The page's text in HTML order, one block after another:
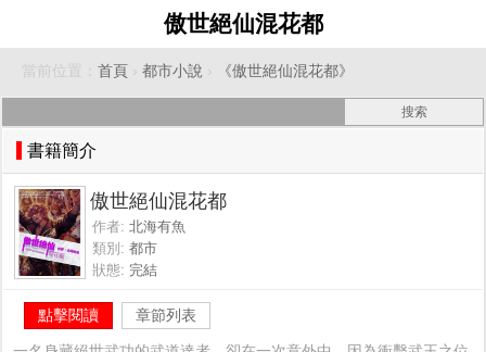
傲世絕仙混花都
當前位置： 首頁 › 都市小說 › 《傲世絕仙混花都》
書籍簡介
傲世絕仙混花都
作者: 北海有魚
類別: 都市
狀態: 完結
點擊閱讀 章節列表